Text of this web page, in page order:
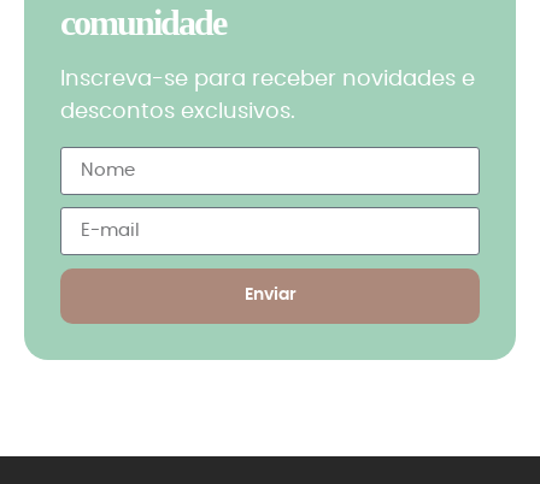
comunidade
Inscreva-se para receber novidades e
descontos exclusivos.
Enviar